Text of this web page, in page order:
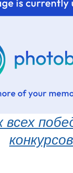
всех
конкурсов